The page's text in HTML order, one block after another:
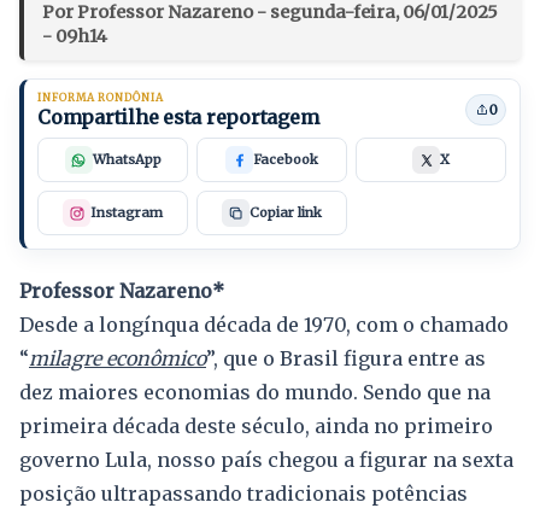
Por Professor Nazareno - segunda-feira, 06/01/2025
- 09h14
INFORMA RONDÔNIA
Compartilhe esta reportagem 0
WhatsApp Facebook X
Instagram Copiar link
Professor Nazareno*
Desde a longínqua década de 1970, com o chamado
“milagre econômico”, que o Brasil figura entre as
dez maiores economias do mundo. Sendo que na
primeira década deste século, ainda no primeiro
governo Lula, nosso país chegou a figurar na sexta
posição ultrapassando tradicionais potências